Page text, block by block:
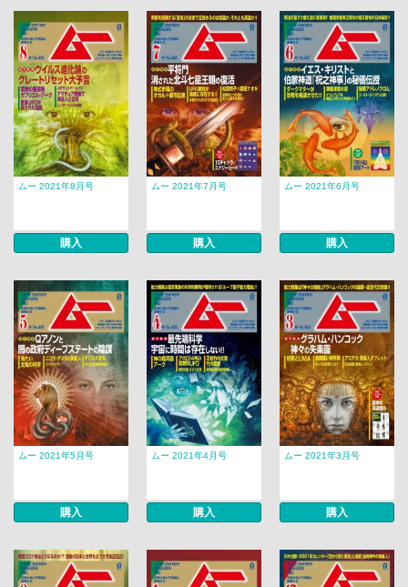
ムー 2021年8月号
購入
ムー 2021年7月号
購入
ムー 2021年6月号
購入
ムー 2021年5月号
購入
ムー 2021年4月号
購入
ムー 2021年3月号
購入